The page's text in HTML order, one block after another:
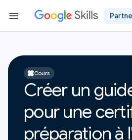
Cours
Créer un
pour une
préparation à